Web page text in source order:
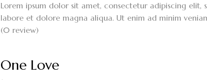
Lorem ipsum dolor sit amet, consectetur adipiscing
labore et dolore magna aliqua. Ut enim ad minim
(0 review)
One Love